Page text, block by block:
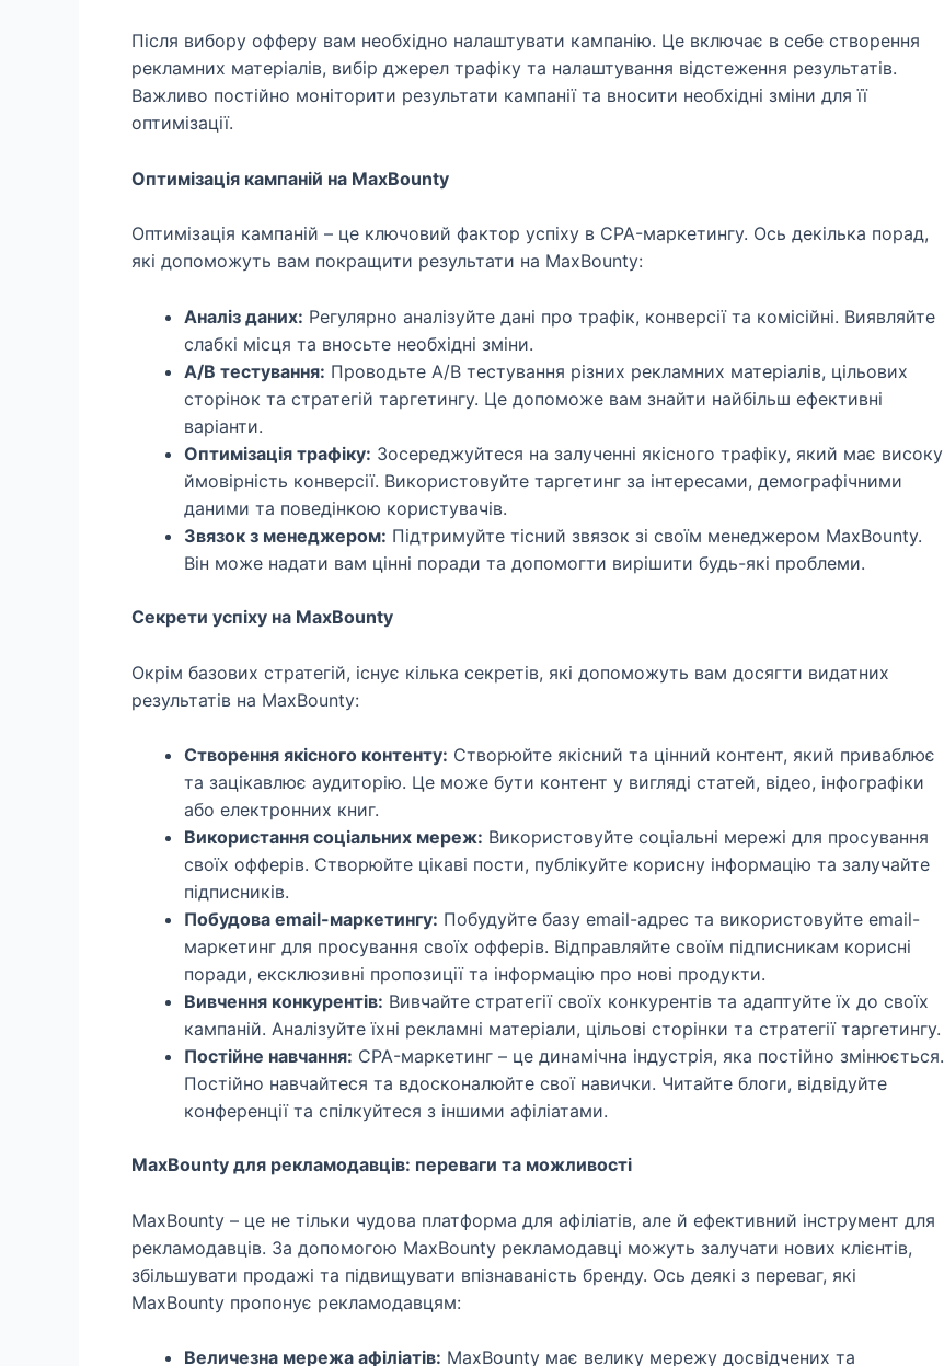
Після вибору офферу вам необхідно налаштувати кампанію. Це включає в себе створення
рекламних матеріалів, вибір джерел трафіку та налаштування відстеження результатів.
Важливо постійно моніторити результати кампанії та вносити необхідні зміни для її
оптимізації.
Оптимізація кампаній на MaxBounty
Оптимізація кампаній – це ключовий фактор успіху в CPA-маркетингу. Ось декілька порад,
які допоможуть вам покращити результати на MaxBounty:
Аналіз даних: Регулярно аналізуйте дані про трафік, конверсії та комісійні. Виявляйте
слабкі місця та вносьте необхідні зміни.
A/B тестування: Проводьте A/B тестування різних рекламних матеріалів, цільових
сторінок та стратегій таргетингу. Це допоможе вам знайти найбільш ефективні
варіанти.
Оптимізація трафіку: Зосереджуйтеся на залученні якісного трафіку, який має високу
ймовірність конверсії. Використовуйте таргетинг за інтересами, демографічними
даними та поведінкою користувачів.
Звязок з менеджером: Підтримуйте тісний звязок зі своїм менеджером MaxBounty.
Він може надати вам цінні поради та допомогти вирішити будь-які проблеми.
Секрети успіху на MaxBounty
Окрім базових стратегій, існує кілька секретів, які допоможуть вам досягти видатних
результатів на MaxBounty:
Створення якісного контенту: Створюйте якісний та цінний контент, який приваблює
та зацікавлює аудиторію. Це може бути контент у вигляді статей, відео, інфографіки
або електронних книг.
Використання соціальних мереж: Використовуйте соціальні мережі для просування
своїх офферів. Створюйте цікаві пости, публікуйте корисну інформацію та залучайте
підписників.
Побудова email-маркетингу: Побудуйте базу email-адрес та використовуйте email-
маркетинг для просування своїх офферів. Відправляйте своїм підписникам корисні
поради, ексклюзивні пропозиції та інформацію про нові продукти.
Вивчення конкурентів: Вивчайте стратегії своїх конкурентів та адаптуйте їх до своїх
кампаній. Аналізуйте їхні рекламні матеріали, цільові сторінки та стратегії таргетингу.
Постійне навчання: CPA-маркетинг – це динамічна індустрія, яка постійно змінюється.
Постійно навчайтеся та вдосконалюйте свої навички. Читайте блоги, відвідуйте
конференції та спілкуйтеся з іншими афіліатами.
MaxBounty для рекламодавців: переваги та можливості
MaxBounty – це не тільки чудова платформа для афіліатів, але й ефективний інструмент для
рекламодавців. За допомогою MaxBounty рекламодавці можуть залучати нових клієнтів,
збільшувати продажі та підвищувати впізнаваність бренду. Ось деякі з переваг, які
MaxBounty пропонує рекламодавцям:
Величезна мережа афіліатів: MaxBounty має велику мережу досвідчених та